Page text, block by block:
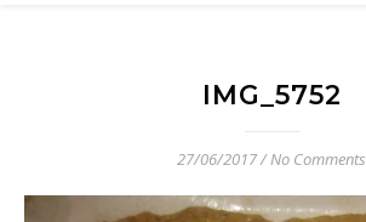
IMG_5752
27/06/2017/No Comments